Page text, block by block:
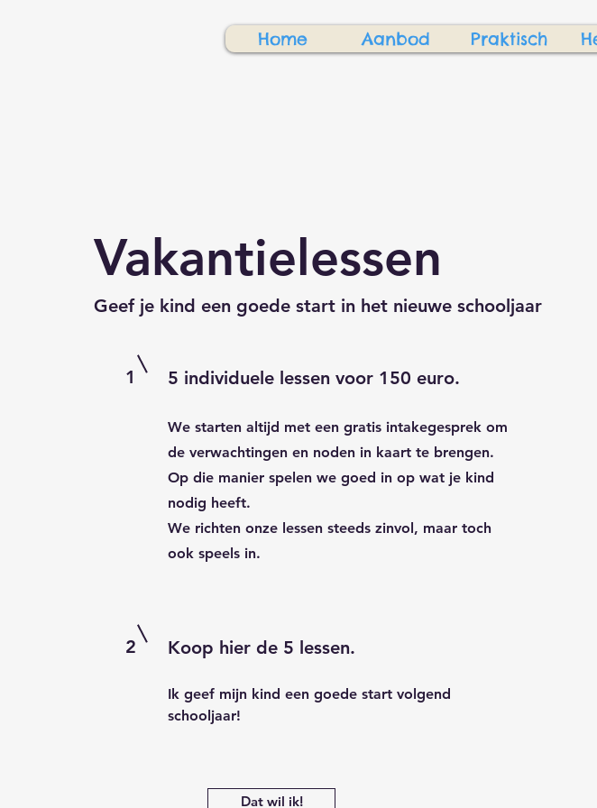
Home Aanbod Praktisch
Vakantielessen
Geef je kind een goede start in het nieuwe schooljaar
1 5 individuele lessen voor 150 euro.
We starten altijd met een gratis intakegesprek om
de verwachtingen en noden in kaart te brengen.
Op die manier spelen we goed in op wat je kind
nodig heeft.
We richten onze lessen steeds zinvol, maar toch
ook speels in.
2 Koop hier de 5 lessen.
Ik geef mijn kind een goede start volgend
schooljaar!
Dat wil ik!